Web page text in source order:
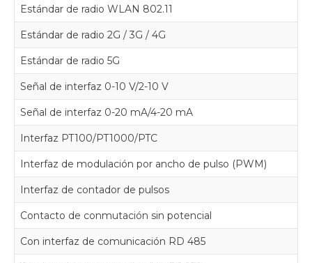
Estándar de radio WLAN 802.11
Estándar de radio 2G / 3G / 4G
Estándar de radio 5G
Señal de interfaz 0-10 V/2-10 V
Señal de interfaz 0-20 mA/4-20 mA
Interfaz PT100/PT1000/PTC
Interfaz de modulación por ancho de pulso (PWM)
Interfaz de contador de pulsos
Contacto de conmutación sin potencial
Con interfaz de comunicación RD 485